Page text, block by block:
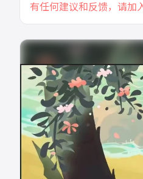
有任何建议和反馈，请加